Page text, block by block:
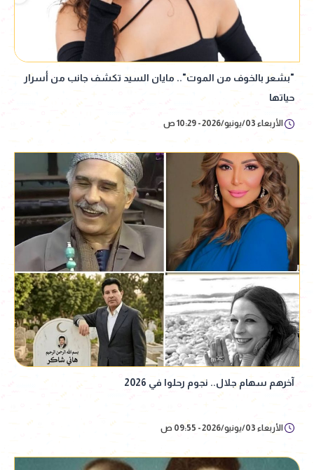
"بشعر بالخوف من الموت".. مايان السيد تكشف جانب من أسرار
حياتها
الأربعاء 03/يونيو/2026 - 10:29 ص
آخرهم سهام جلال.. نجوم رحلوا في 2026
الأربعاء 03/يونيو/2026 - 09:55 ص